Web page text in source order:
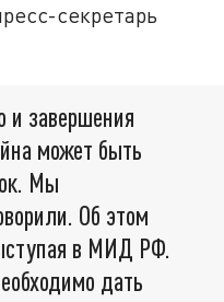
секретарь
и завершения
может быть
Мы
Об этом
в МИД РФ.
дать